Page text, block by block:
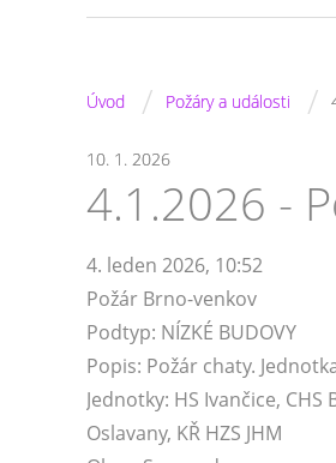
Úvod / Požáry a události /
10. 1. 2026
4.1.2026 -
4. leden 2026, 10:52
Požár Brno-venkov
Podtyp: NÍZKÉ BUDOVY
Popis: Požár chaty.
Jednotky: HS Ivančice, CHS
Oslavany, KŘ HZS JHM